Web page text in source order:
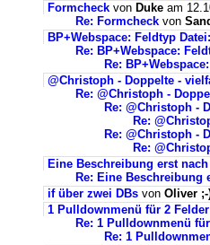
Formcheck von Duke am
Re: Formcheck von
BP+Webspace: Feldtyp
Re: BP+Webspace:
Re:
@Christoph - Doppelte -
Re: @Christoph -
Re: @Christoph -
Re:
Re: @Christoph -
Re:
Eine Beschreibung erst
Re: Eine Beschreibung
if über zwei DBs von Oliver ;-
1 Pulldownmenü für 2 Felder
Re: 1 Pulldownmenü
Re: 1